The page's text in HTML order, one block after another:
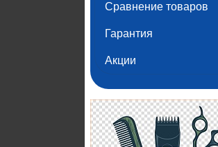
Сравнение товаров
Гарантия
Акции